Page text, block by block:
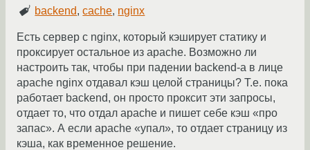
backend,cache, nginx
Есть сервер с nginx, который кэширует статику и
проксирует остальное из apache. Возможно ли
настроить так, чтобы при падении backend-а в лице
apache nginx отдавал кэш целой страницы? Т.е. пока
работает backend, он просто проксит эти запросы,
отдает то, что отдал apache и пишет себе кэш «про
запас». А если apache «упал», то отдает страницу из
кэша, как временное решение.